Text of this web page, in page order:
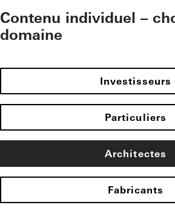
Contenu individuel –
domaine
Investisseurs
Particuliers
Architectes
Fabricants